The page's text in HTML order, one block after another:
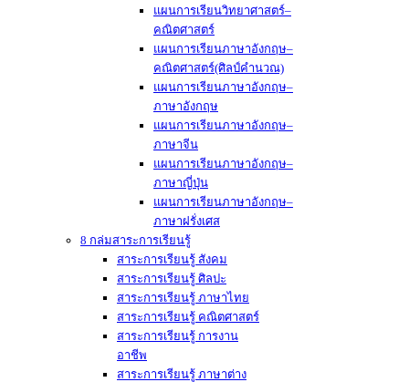
แผนการเรียนวิทยาศาสตร์–
คณิตศาสตร์
แผนการเรียนภาษาอังกฤษ–
คณิตศาสตร์(ศิลป์คำนวณ)
แผนการเรียนภาษาอังกฤษ–
ภาษาอังกฤษ
แผนการเรียนภาษาอังกฤษ–
ภาษาจีน
แผนการเรียนภาษาอังกฤษ–
ภาษาญี่ปุ่น
แผนการเรียนภาษาอังกฤษ–
ภาษาฝรั่งเศส
8 กล่มสาระการเรียนรู้
สาระการเรียนรู้ สังคม
สาระการเรียนรู้ ศิลปะ
สาระการเรียนรู้ ภาษาไทย
สาระการเรียนรู้ คณิตศาสตร์
สาระการเรียนรู้ การงาน
อาชีพ
สาระการเรียนรู้ ภาษาต่าง